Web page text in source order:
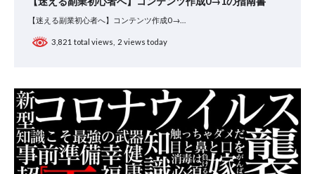
【迷える副業初心者へ】コンテンツ作成0→…
3,821 total views, 2 views today